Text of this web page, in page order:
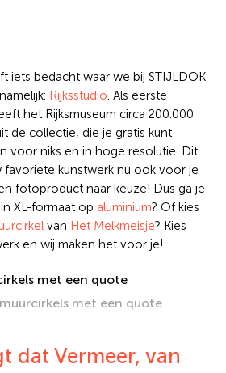
iets bedacht waar we bij STIJLDOK
Rijksstudio. Als eerste
het Rijksmuseum circa 200.000
de collectie, die je gratis kunt
voor niks en in hoge resolutie. Dit
kunstwerk nu ook voor je
fotoproduct naar keuze! Dus ga je
in XL-formaat op aluminium? Of kies
van Het Melkmeisje? Kies
en wij maken het voor je!
met een quote
dat Vermeer, van